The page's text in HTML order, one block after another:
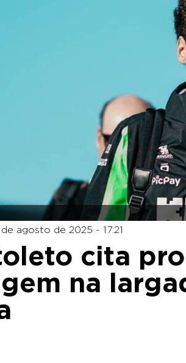
de agosto de 2025 - 17:21
cita
na